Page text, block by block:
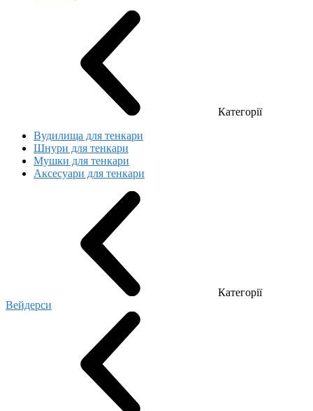
Категорії
Вудилища для тенкари
Шнури для тенкари
Мушки для тенкари
Аксесуари для тенкари
Категорії
Вейдерси